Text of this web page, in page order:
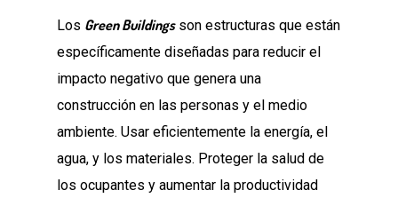
Los Green Buildingsson estructuras que están
específicamente diseñadas para reducir el
impacto negativo que genera una
construcción en las personas y el medio
ambiente. Usar eficientemente la energía, el
agua, y los materiales. Proteger la salud de
los ocupantes y aumentar la productividad